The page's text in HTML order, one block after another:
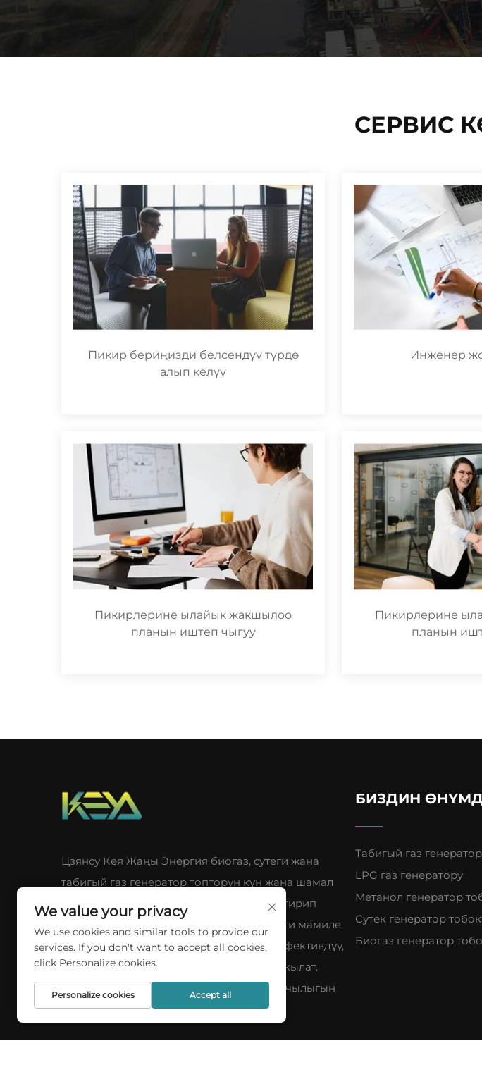
СЕРВИС
Пикир бериңизди белсендүү түрдө
алып келүү
Инженер
Пикирлерине ылайык жакшылоо
планын иштеп чыгуу
Пикирлерине
планын
Цзянсу Кея Жаңы Энергия биогаз, сутеги жана
табигый газ генератор топторун күн жана шамал
энергиясынын чечимдери менен бириктирип
берет. Биздин илимий-изилдөө негиздеги мамиле
глобалдык карбон бейтараптык үчүн эффективдүү,
туруктуу энергия системаларын камсыз кылат.
Биздин толук чектелген өнөр жай артыкчылыгын
ачыңыз.
БИЗДИН
Табигый газ
LPG газ генератору
Метанол генератор
Сутек генератор
Биогаз генератор
We value your privacy
We use cookies and similar tools to provide our
services. If you don't want to accept all cookies,
click Personalize cookies.
Personalize cookies Accept all